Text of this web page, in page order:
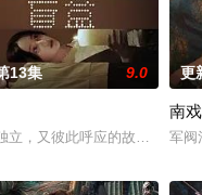
因意外踏入玄机界，继而卷入
控、无DNA鉴定技术的支持
13集 9.0
立，又彼此呼应的故事——用一
更
南戏
军阀